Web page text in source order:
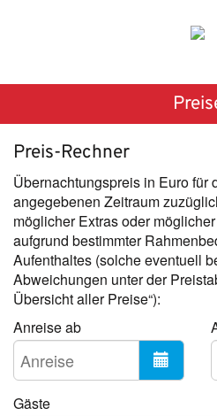
Preis-Rechner
Übernachtungspreis in Euro für
angegebenen Zeitraum
möglicher Extras oder
aufgrund bestimmter
Aufenthaltes (solche eventuell
Abweichungen unter der
Übersicht aller Preise“):
Anreise ab
Gäste